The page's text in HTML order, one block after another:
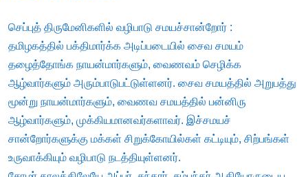
செப்புத் திருமேனிகளில் வழிபாடு சமயச்சான்றோர் :
தமிழகத்தில் பக்திமார்க்க அடிப்படையில் சைவ சமயம்
தழைத்தோங்க நாயன்மார்களும், வைணவம் செழிக்க
ஆழ்வார்களும் அரும்பாடுபட்டுள்ளனர். சைவ சமயத்தில் அறுபத்து
மூன்று நாயன்மார்களும், வைணவ சமயத்தில் பன்னிரு
ஆழ்வார்களும், முக்கியமானவர்களாவர். இச்சமயச்
சான்றோர்களுக்கு மக்கள் சிறுக்கோயில்கள் கட்டியும், சிற்பங்கள்
உருவாக்கியும் வழிபாடு நடத்தியுள்ளனர்.